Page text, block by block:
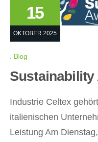
15
OKTOBER 2025
Blog
Sustainability
Industrie Celtex
italienischen
Leistung Am